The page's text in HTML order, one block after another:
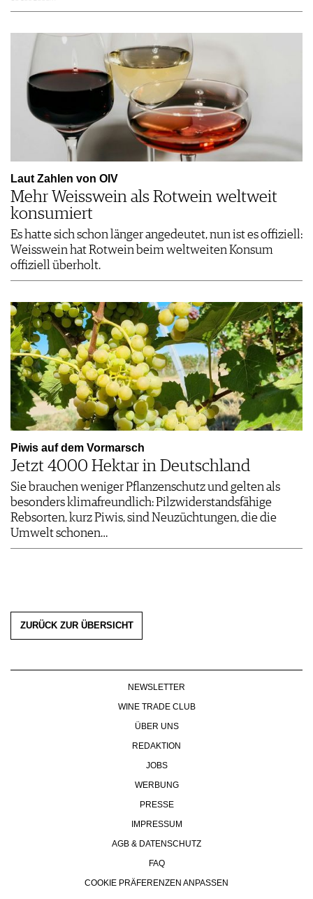
Laut Zahlen von OIV
Mehr Weisswein als Rotwein weltweit
konsumiert
Es hatte sich schon länger angedeutet, nun ist es offiziell:
Weisswein hat Rotwein beim weltweiten Konsum
offiziell überholt.
Piwis auf dem Vormarsch
Jetzt 4000 Hektar in Deutschland
Sie brauchen weniger Pflanzenschutz und gelten als
besonders klimafreundlich: Pilzwiderstandsfähige
Rebsorten, kurz Piwis, sind Neuzüchtungen, die die
Umwelt schonen…
ZURÜCK ZUR ÜBERSICHT
NEWSLETTER
WINE TRADE CLUB
ÜBER UNS
REDAKTION
JOBS
WERBUNG
PRESSE
IMPRESSUM
AGB & DATENSCHUTZ
FAQ
COOKIE PRÄFERENZEN ANPASSEN